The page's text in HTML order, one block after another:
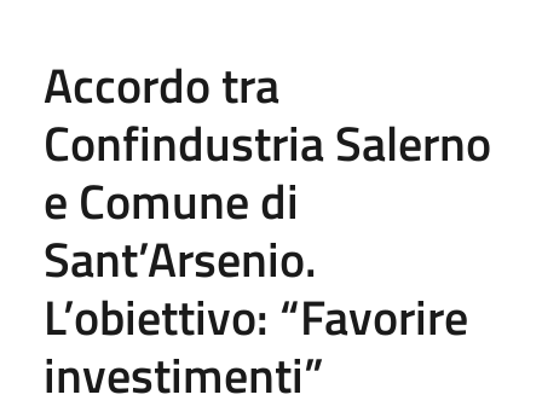
Accordo tra
Confindustria Salerno
e Comune di
Sant’Arsenio.
L’obiettivo: “Favorire
investimenti”